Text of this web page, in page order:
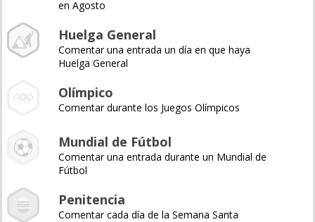
en Agosto
Huelga General
Comentar una entrada un día en que haya
Huelga General
Olímpico
Comentar durante los Juegos Olímpicos
Mundial de Fútbol
Comentar una entrada durante un Mundial de
Fútbol
Penitencia
Comentar cada día de la Semana Santa